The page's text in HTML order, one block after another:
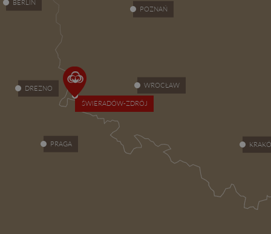
ŚWIERADÓW-ZDRÓJ
WROCŁAW
POZNAŃ
BERLIN
PRAGA
DREZNO